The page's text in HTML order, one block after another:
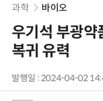
과학 바이오
우기석 부광
복귀 유력
발행일 : 2024-04-02